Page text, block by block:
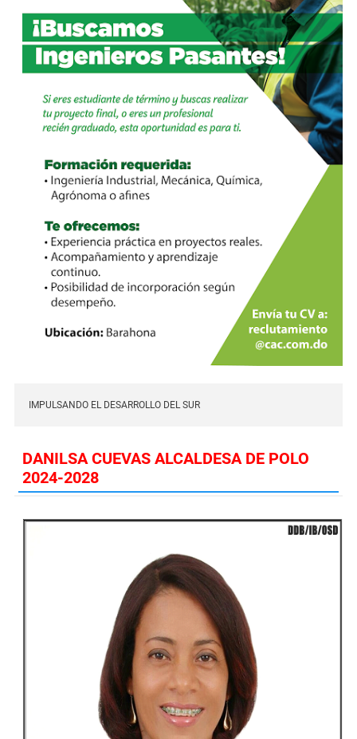
IMPULSANDO EL DESARROLLO DEL SUR
DANILSA CUEVAS ALCALDESA DE POLO
2024-2028